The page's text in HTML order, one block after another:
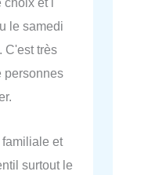
le samedi
C'est très
personnes
et
surtout le